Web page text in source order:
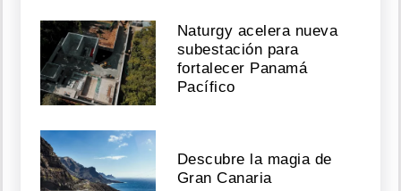
Naturgy acelera nueva
subestación para
fortalecer Panamá
Pacífico
Descubre la magia de
Gran Canaria